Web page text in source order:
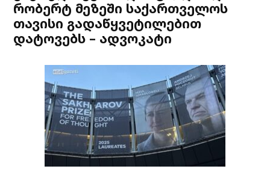
რობერტ მეზეში საქართველოს
თავისი გადაწყვეტილებით
დატოვებს – ადვოკატი